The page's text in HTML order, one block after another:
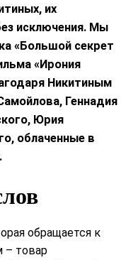
их
исключения. Мы
«Большой секрет
«Ирония
Никитиным
Геннадия
Юрия
облаченные в
обращается к
– товар